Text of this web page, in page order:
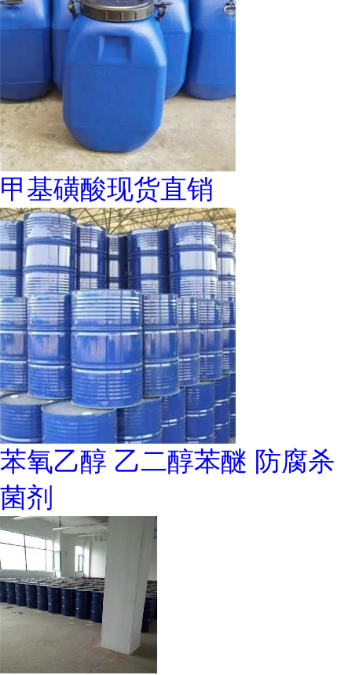
甲基磺酸现货直销
苯氧乙醇 乙二醇苯醚 防腐杀
菌剂